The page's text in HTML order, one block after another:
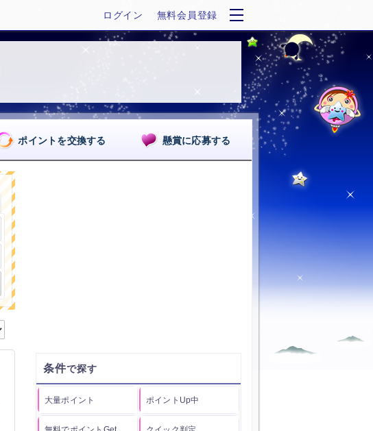
ログイン 無料会員登録
ポイントを交換する 懸賞に応募する
条件
大量ポイント ポイントUp中